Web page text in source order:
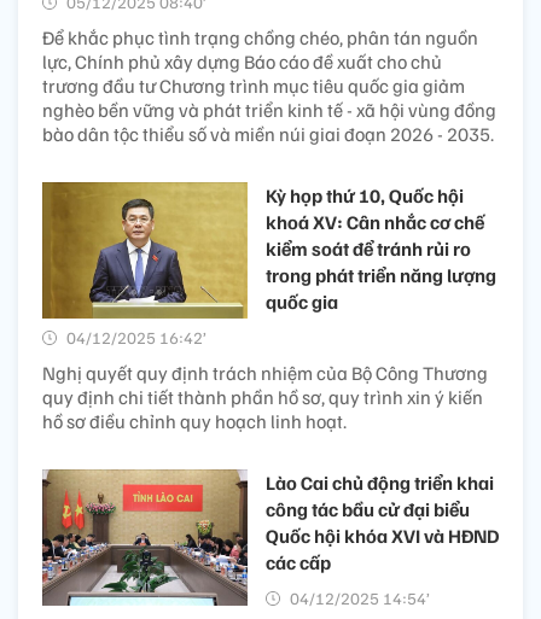
Để khắc phục tình trạng chồng chéo, phân tán nguồn
lực, Chính phủ xây dựng Báo cáo đề xuất cho chủ
trương đầu tư Chương trình mục tiêu quốc gia giảm
nghèo bền vững và phát triển kinh tế - xã hội vùng đồng
bào dân tộc thiểu số và miền núi giai đoạn 2026 - 2035.
Kỳ họp thứ 10, Quốc hội
khoá XV: Cân nhắc cơ chế
kiểm soát để tránh rủi ro
trong phát triển năng lượng
quốc gia
04/12/2025 16:42’
Nghị quyết quy định trách nhiệm của Bộ Công Thương
quy định chi tiết thành phần hồ sơ, quy trình xin ý kiến
hồ sơ điều chỉnh quy hoạch linh hoạt.
Lào Cai chủ động triển khai
công tác bầu cử đại biểu
Quốc hội khóa XVI và HĐND
các cấp
04/12/2025 14:54’